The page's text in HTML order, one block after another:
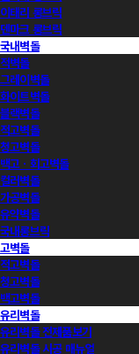
이태리 롱브릭
덴마크 롱브릭
국내벽돌
적벽돌
그레이벽돌
화이트벽돌
블랙벽돌
적고벽돌
청고벽돌
백고ㆍ회고벽돌
컬러벽돌
가공벽돌
유약벽돌
국내롱브릭
고벽돌
적고벽돌
청고벽돌
백고벽돌
유리벽돌
유리벽돌 전제품보기
유리벽돌 시공 매뉴얼